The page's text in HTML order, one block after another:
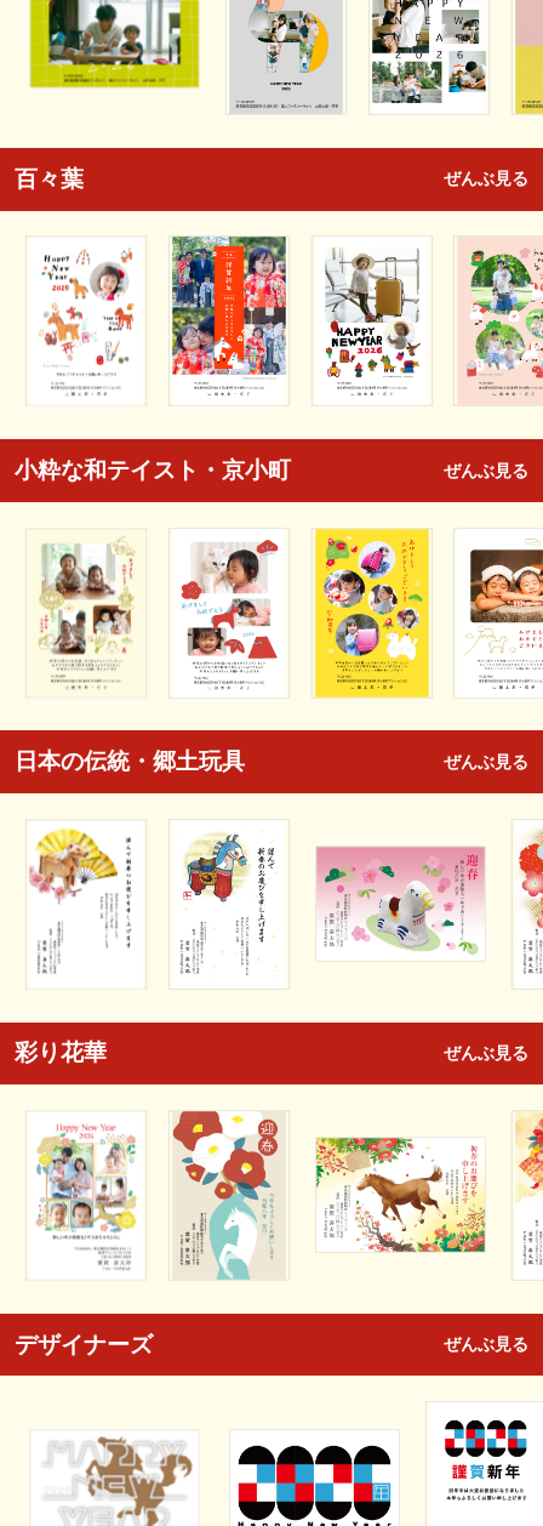
百々葉 ぜんぶ見る
小粋な和テイスト・京小町 ぜんぶ見る
日本の伝統・郷土玩具 ぜんぶ見る
彩り花華 ぜんぶ見る
デザイナーズ ぜんぶ見る